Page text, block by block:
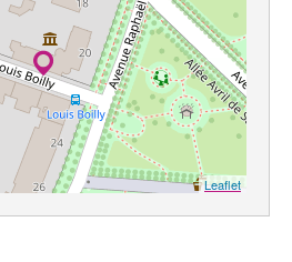
Leaflet